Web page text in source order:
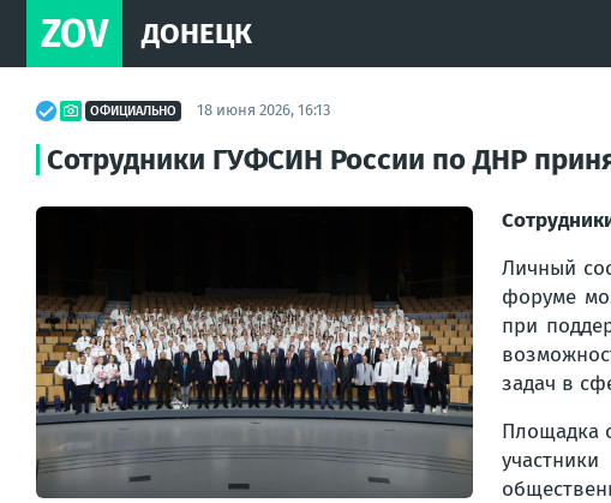
ZOV ДОНЕЦК
ОФИЦИАЛЬНО 18 июня 2026, 16:13
Сотрудники ГУФСИН России по ДНР
Личный
форуме
при
задач в
Площадка